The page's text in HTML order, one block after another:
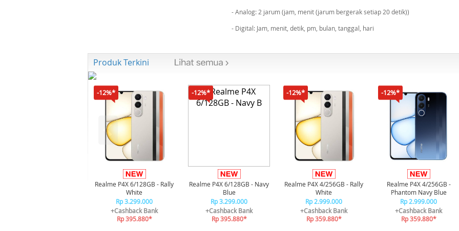
- Analog: 2 jarum (jam, menit (jarum bergerak setiap 20 detik))
- Digital: Jam, menit, detik, pm, bulan, tanggal, hari
Produk Terkini
-12%*
Realme P4X 6/128GB - Rally
White
Rp 3.299.000
+Cashback Bank
Rp 395.880*
-12%*
Realme P4X 6/128GB - Navy
Blue
Rp 3.299.000
+Cashback Bank
Rp 395.880*
-12%*
Realme P4X 4/256GB - Rally
White
Rp 2.999.000
+Cashback Bank
Rp 359.880*
-12%*
Realme P4X 4/256GB -
Phantom Navy Blue
Rp 2.999.000
+Cashback Bank
Rp 359.880*